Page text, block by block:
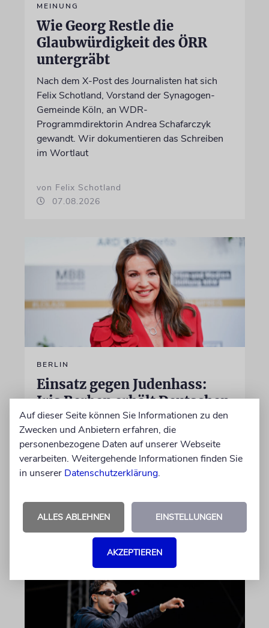
MEINUNG
Wie Georg Restle die
Glaubwürdigkeit des ÖRR
untergräbt
Nach dem X-Post des Journalisten hat sich
Felix Schotland, Vorstand der Synagogen-
Gemeinde Köln, an WDR-
Programmdirektorin Andrea Schafarczyk
gewandt. Wir dokumentieren das Schreiben
im Wortlaut
von Felix Schotland
07.08.2026
BERLIN
Einsatz gegen Judenhass:
Iris Berben erhält Deutschen
Kulturpolitikpreis
Die Schauspielerin steht nicht nur vor der
Kamera, sondern engagiert sich auch
ehrenamtlich. Der Deutsche Kulturrat würdigt
07.08.2026
Auf dieser Seite können Sie Informationen zu den
Zwecken und Anbietern erfahren, die
personenbezogene Daten auf unserer Webseite
verarbeiten. Weitergehende Informationen finden Sie
in unserer Datenschutzerklärung.
ALLES ABLEHNEN EINSTELLUNGEN
AKZEPTIEREN